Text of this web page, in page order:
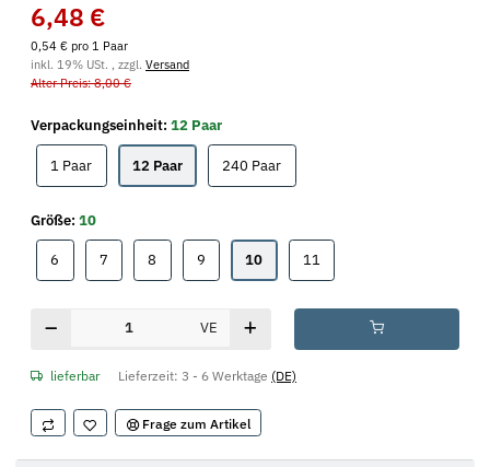
6,48 €
0,54 € pro 1 Paar
inkl. 19% USt. , zzgl. Versand
Alter Preis: 8,00 €
Verpackungseinheit: 12 Paar
1 Paar1 Paar12 Paar12 Paar240 Paar240 Paar
Größe: 10
6 77 8 99 1010 11
VE
lieferbar Lieferzeit: 3 - 6 Werktage (DE)
Frage zum Artikel